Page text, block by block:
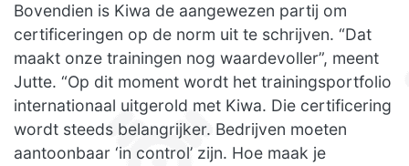
Bovendien is Kiwa de aangewezen partij om
certificeringen op de norm uit te schrijven. “Dat
maakt onze trainingen nog waardevoller”, meent
Jutte. “Op dit moment wordt het trainingsportfolio
internationaal uitgerold met Kiwa. Die certificering
wordt steeds belangrijker. Bedrijven moeten
aantoonbaar ‘in control’ zijn. Hoe maak je